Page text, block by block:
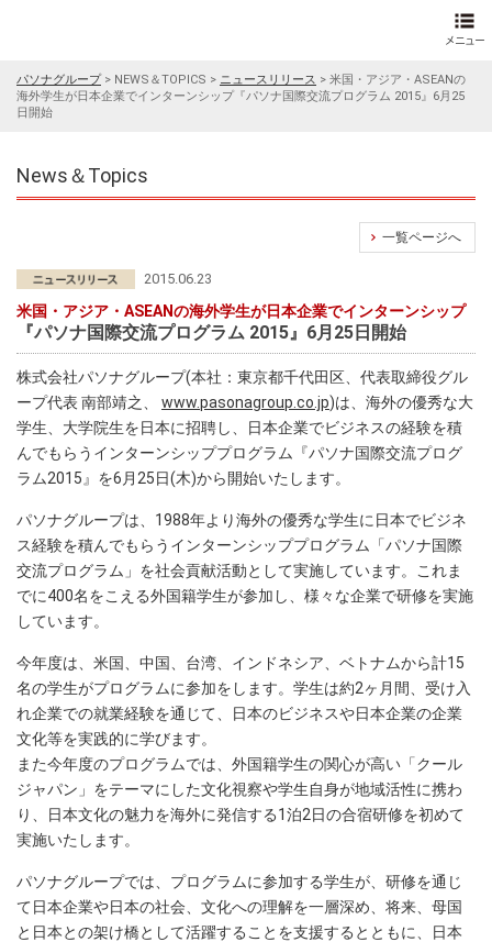
パソナグループ> NEWS＆TOPICS > ニュースリリース > 米国・アジア・ASEANの
海外学生が日本企業でインターンシップ『パソナ国際交流プログラム 2015』6月25
日開始
News＆Topics
一覧ページへ
2015.06.23
米国・アジア・ASEANの海外学生が日本企業でインターンシップ
『パソナ国際交流プログラム 2015』6月25日開始
株式会社パソナグループ(本社：東京都千代田区、代表取締役グル
ープ代表 南部靖之、 www.pasonagroup.co.jp)は、海外の優秀な大
学生、大学院生を日本に招聘し、日本企業でビジネスの経験を積
んでもらうインターンシッププログラム『パソナ国際交流プログ
ラム2015』を6月25日(木)から開始いたします。
パソナグループは、1988年より海外の優秀な学生に日本でビジネ
ス経験を積んでもらうインターンシッププログラム「パソナ国際
交流プログラム」を社会貢献活動として実施しています。これま
でに400名をこえる外国籍学生が参加し、様々な企業で研修を実施
しています。
今年度は、米国、中国、台湾、インドネシア、ベトナムから計15
名の学生がプログラムに参加をします。学生は約2ヶ月間、受け入
れ企業での就業経験を通じて、日本のビジネスや日本企業の企業
文化等を実践的に学びます。
また今年度のプログラムでは、外国籍学生の関心が高い「クール
ジャパン」をテーマにした文化視察や学生自身が地域活性に携わ
り、日本文化の魅力を海外に発信する1泊2日の合宿研修を初めて
実施いたします。
パソナグループでは、プログラムに参加する学生が、研修を通じ
て日本企業や日本の社会、文化への理解を一層深め、将来、母国
と日本との架け橋として活躍することを支援するとともに、日本